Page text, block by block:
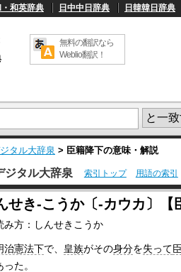
和英辞典 日中中日辞典 日韓韓日辞典
無料の翻訳なら
Weblio翻訳！
タル大辞泉 > 臣籍降下の意味・解説
U
n
u
e
/
L
:
ジタル大辞泉 索引トップ 用語の索引
せき‐こうか〔‐カウカ〕【
み方：しんせきこうか
治憲法下で、 皇族がその身分を失って
った。